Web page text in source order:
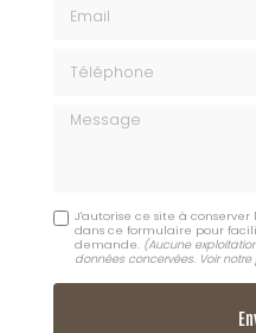
Message
J'autorise ce site à
dans ce formulaire pour
demande. (Aucune
données concervées. Voir notre